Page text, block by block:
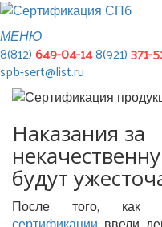
МЕНЮ
8(812)649-04-148(921)371-
spb-sert@list.ru
Наказания за
будут
После того, как